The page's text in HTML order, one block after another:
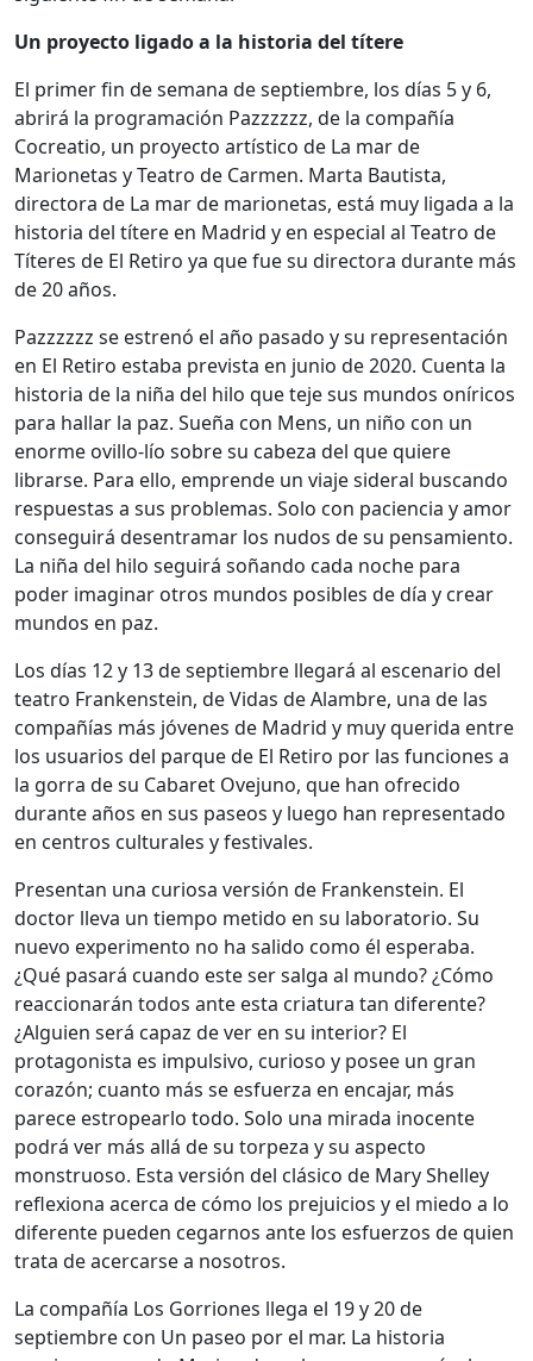
Un proyecto ligado a la historia del títere
El primer fin de semana de septiembre, los días 5 y 6,
abrirá la programación Pazzzzzz, de la compañía
Cocreatio, un proyecto artístico de La mar de
Marionetas y Teatro de Carmen. Marta Bautista,
directora de La mar de marionetas, está muy ligada a la
historia del títere en Madrid y en especial al Teatro de
Títeres de El Retiro ya que fue su directora durante más
de 20 años.
Pazzzzzz se estrenó el año pasado y su representación
en El Retiro estaba prevista en junio de 2020. Cuenta la
historia de la niña del hilo que teje sus mundos oníricos
para hallar la paz. Sueña con Mens, un niño con un
enorme ovillo-lío sobre su cabeza del que quiere
librarse. Para ello, emprende un viaje sideral buscando
respuestas a sus problemas. Solo con paciencia y amor
conseguirá desentramar los nudos de su pensamiento.
La niña del hilo seguirá soñando cada noche para
poder imaginar otros mundos posibles de día y crear
mundos en paz.
Los días 12 y 13 de septiembre llegará al escenario del
teatro Frankenstein, de Vidas de Alambre, una de las
compañías más jóvenes de Madrid y muy querida entre
los usuarios del parque de El Retiro por las funciones a
la gorra de su Cabaret Ovejuno, que han ofrecido
durante años en sus paseos y luego han representado
en centros culturales y festivales.
Presentan una curiosa versión de Frankenstein. El
doctor lleva un tiempo metido en su laboratorio. Su
nuevo experimento no ha salido como él esperaba.
¿Qué pasará cuando este ser salga al mundo? ¿Cómo
reaccionarán todos ante esta criatura tan diferente?
¿Alguien será capaz de ver en su interior? El
protagonista es impulsivo, curioso y posee un gran
corazón; cuanto más se esfuerza en encajar, más
parece estropearlo todo. Solo una mirada inocente
podrá ver más allá de su torpeza y su aspecto
monstruoso. Esta versión del clásico de Mary Shelley
reflexiona acerca de cómo los prejuicios y el miedo a lo
diferente pueden cegarnos ante los esfuerzos de quien
trata de acercarse a nosotros.
La compañía Los Gorriones llega el 19 y 20 de
septiembre con Un paseo por el mar. La historia